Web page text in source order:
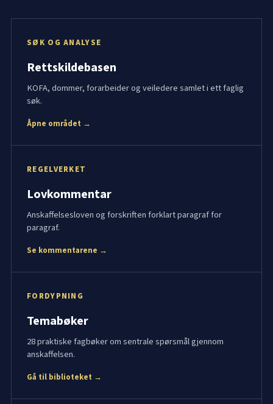
SØK OG ANALYSE
Rettskildebasen
KOFA, dommer, forarbeider og veiledere samlet i ett faglig
søk.
Åpne området →
REGELVERKET
Lovkommentar
Anskaffelsesloven og forskriften forklart paragraf for
paragraf.
Se kommentarene →
FORDYPNING
Temabøker
28 praktiske fagbøker om sentrale spørsmål gjennom
anskaffelsen.
Gå til biblioteket →